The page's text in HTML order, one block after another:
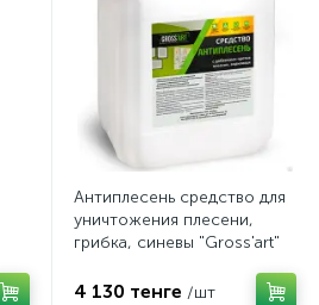
Антиплесень средство для
уничтожения плесени,
грибка, синевы "Gross'art"
4 130 тенге /шт